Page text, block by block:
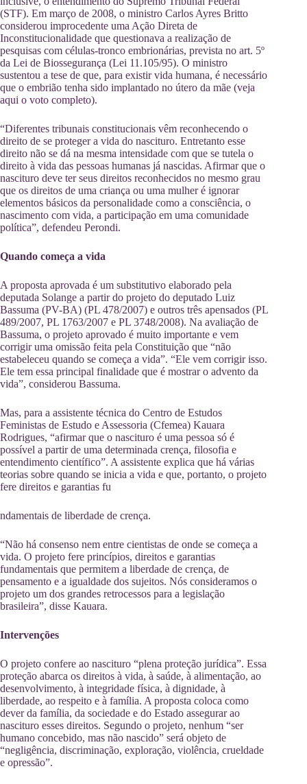
(STF). Em março de 2008, o ministro Carlos Ayres Britto
considerou improcedente uma Ação Direta de
Inconstitucionalidade que questionava a realização de
pesquisas com células-tronco embrionárias, prevista no art. 5º
da Lei de Biossegurança (Lei 11.105/95). O ministro
sustentou a tese de que, para existir vida humana, é necessário
que o embrião tenha sido implantado no útero da mãe (veja
aqui o voto completo).
“Diferentes tribunais constitucionais vêm reconhecendo o
direito de se proteger a vida do nascituro. Entretanto esse
direito não se dá na mesma intensidade com que se tutela o
direito à vida das pessoas humanas já nascidas. Afirmar que o
nascituro deve ter seus direitos reconhecidos no mesmo grau
que os direitos de uma criança ou uma mulher é ignorar
elementos básicos da personalidade como a consciência, o
nascimento com vida, a participação em uma comunidade
política”, defendeu Perondi.
Quando começa a vida
A proposta aprovada é um substitutivo elaborado pela
deputada Solange a partir do projeto do deputado Luiz
Bassuma (PV-BA) (PL 478/2007) e outros três apensados (PL
489/2007, PL 1763/2007 e PL 3748/2008). Na avaliação de
Bassuma, o projeto aprovado é muito importante e vem
corrigir uma omissão feita pela Constituição que “não
estabeleceu quando se começa a vida”. “Ele vem corrigir isso.
Ele tem essa principal finalidade que é mostrar o advento da
vida”, considerou Bassuma.
Mas, para a assistente técnica do Centro de Estudos
Feministas de Estudo e Assessoria (Cfemea) Kauara
Rodrigues, “afirmar que o nascituro é uma pessoa só é
possível a partir de uma determinada crença, filosofia e
entendimento científico”. A assistente explica que há várias
teorias sobre quando se inicia a vida e que, portanto, o projeto
fere direitos e garantias fu
ndamentais de liberdade de crença.
“Não há consenso nem entre cientistas de onde se começa a
vida. O projeto fere princípios, direitos e garantias
fundamentais que permitem a liberdade de crença, de
pensamento e a igualdade dos sujeitos. Nós consideramos o
projeto um dos grandes retrocessos para a legislação
brasileira”, disse Kauara.
Intervenções
O projeto confere ao nascituro “plena proteção jurídica”. Essa
proteção abarca os direitos à vida, à saúde, à alimentação, ao
desenvolvimento, à integridade física, à dignidade, à
liberdade, ao respeito e à família. A proposta coloca como
dever da família, da sociedade e do Estado assegurar ao
nascituro esses direitos. Segundo o projeto, nenhum “ser
humano concebido, mas não nascido” será objeto de
“negligência, discriminação, exploração, violência, crueldade
e opressão”.